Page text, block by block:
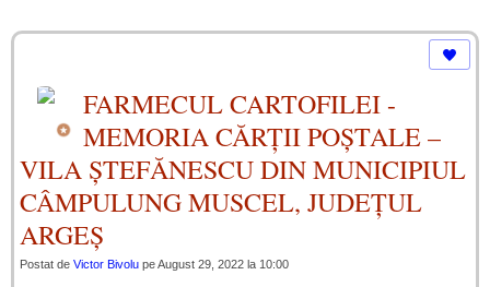
FARMECUL CARTOFILEI -
MEMORIA CĂRȚII POȘTALE –
VILA ȘTEFĂNESCU DIN MUNICIPIUL
CÂMPULUNG MUSCEL, JUDEȚUL
ARGEȘ
Postat de Victor Bivolu pe August 29, 2022 la 10:00